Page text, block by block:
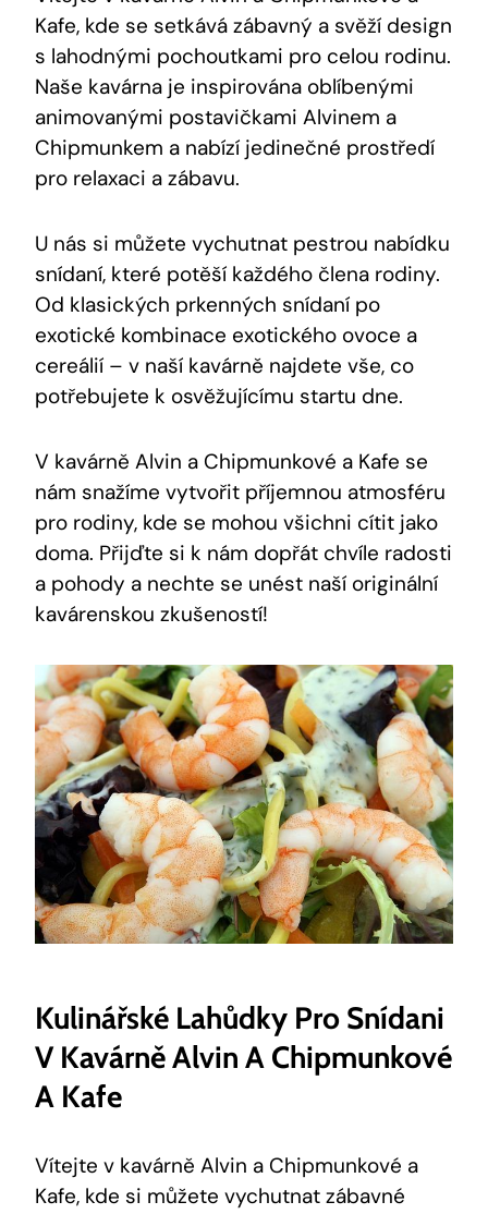
Kafe, kde se setkává zábavný a svěží design
s lahodnými pochoutkami pro celou rodinu.
Naše kavárna je inspirována oblíbenými
animovanými postavičkami Alvinem a
Chipmunkem a nabízí jedinečné prostředí
pro relaxaci a zábavu.
U nás si můžete vychutnat pestrou nabídku
snídaní, které potěší každého člena rodiny.
Od klasických prkenných snídaní po
exotické kombinace exotického ovoce a
cereálií – v naší kavárně najdete vše, co
potřebujete k osvěžujícímu startu dne.
V kavárně Alvin a Chipmunkové a Kafe se
nám snažíme vytvořit příjemnou atmosféru
pro rodiny, kde se mohou všichni cítit jako
doma. Přijďte si k nám dopřát chvíle radosti
a pohody a nechte se unést naší originální
kavárenskou zkušeností!
Kulinářské Lahůdky Pro Snídani
V Kavárně Alvin A Chipmunkové
A Kafe
Vítejte v kavárně Alvin a Chipmunkové a
Kafe, kde si můžete vychutnat zábavné